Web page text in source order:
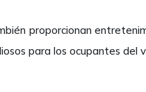
proporcionan
para los ocupantes del